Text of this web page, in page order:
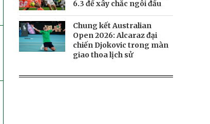
6.3 để xây chắc ngôi đầu
Chung kết Australian
Open 2026: Alcaraz đại
chiến Djokovic trong màn
giao thoa lịch sử